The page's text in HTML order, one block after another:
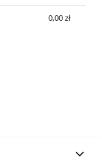
0,00 zł